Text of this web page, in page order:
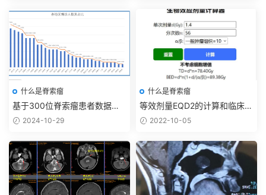
什么是脊索瘤
基于300位脊索瘤患者数据统
计 2024-10-29
什么是脊索瘤
等效剂量EQD2的计算和临床应
用 2022-10-05